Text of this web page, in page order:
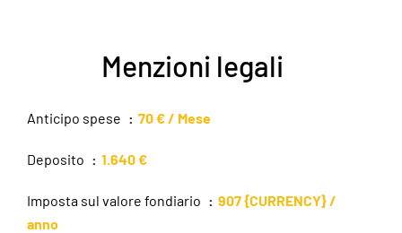
Menzioni legali
Anticipo spese 70 € / Mese
Deposito 1.640 €
Imposta sul valore fondiario
907 {CURRENCY} /
anno